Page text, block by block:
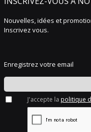
Nouvelles, idées et
Inscrivez vous.
Enregistrez votre email
J'accepte la politique